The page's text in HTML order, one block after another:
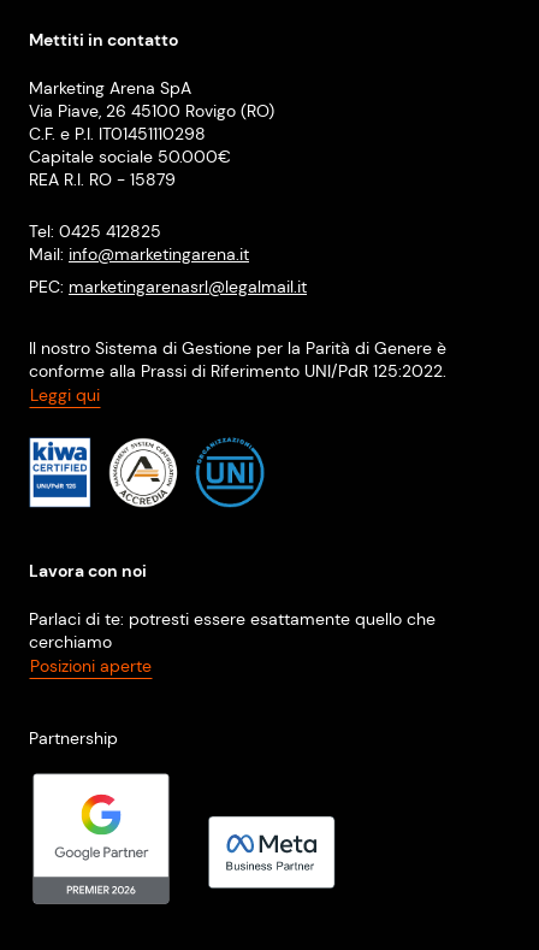
Mettiti in contatto
Marketing Arena SpA
Via Piave, 26 45100 Rovigo (RO)
C.F. e P.I. IT01451110298
Capitale sociale 50.000€
REA R.I. RO - 15879
Tel: 0425 412825
Mail: info@marketingarena.it
PEC: marketingarenasrl@legalmail.it
Il nostro Sistema di Gestione per la Parità di Genere è
conforme alla Prassi di Riferimento UNI/PdR 125:2022.
Leggi qui
Lavora con noi
Parlaci di te: potresti essere esattamente quello che
cerchiamo
Posizioni aperte
Partnership